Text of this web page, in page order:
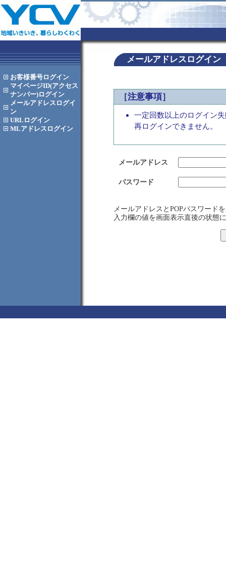
お客様番号ログイン
マイページID(アクセス
ナンバー)ログイン
メールアドレス ログイ
ン
URL ログイン
MLアドレス ログイン
メールアドレスログイン
［注意事項］
一定回数以上のログイン
再ログインできません。
メールアドレス
パスワード
メールアドレスとPOPパスワード
入力欄の値を画面表示直後の状態